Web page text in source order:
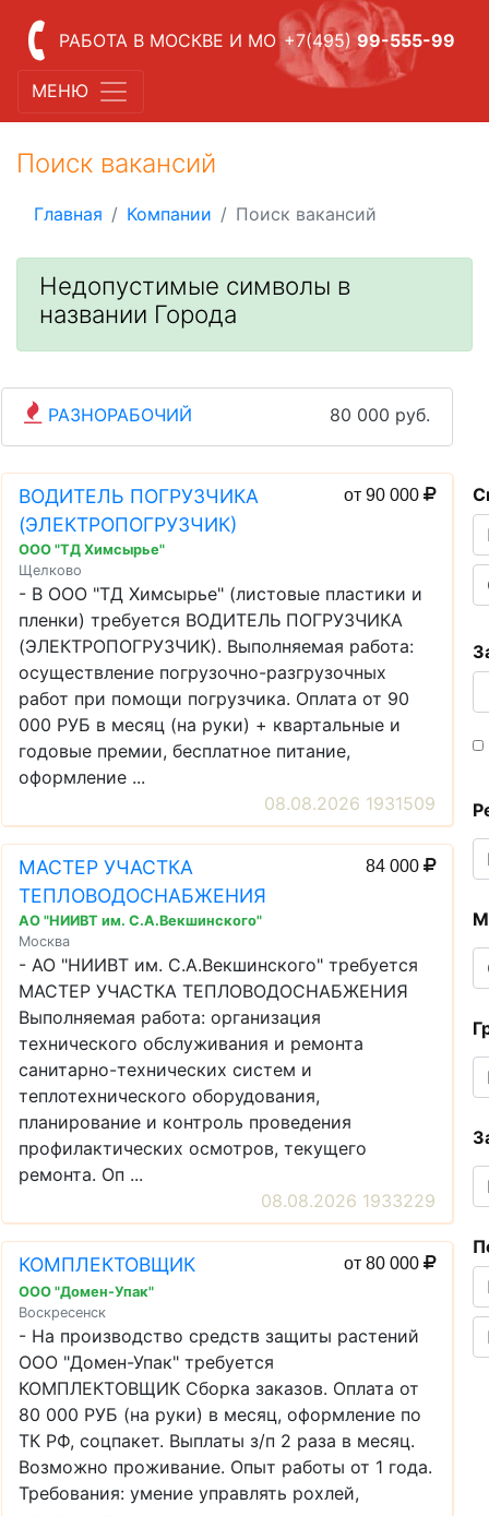
РАБОТА В МОСКВЕ И МО +7(495) 99-555-99
МЕНЮ
Поиск вакансий
Главная Компании Поиск вакансий
Недопустимые символы в
названии Города
РАЗНОРАБОЧИЙ 80 000 руб.
ВОДИТЕЛЬ ПОГРУЗЧИКА
(ЭЛЕКТРОПОГРУЗЧИК)
от 90 000
ООО "ТД Химсырье"
Щелково
- В ООО "ТД Химсырье" (листовые пластики и
пленки) требуется ВОДИТЕЛЬ ПОГРУЗЧИКА
(ЭЛЕКТРОПОГРУЗЧИК). Выполняемая работа:
осуществление погрузочно-разгрузочных
работ при помощи погрузчика. Оплата от 90
000 РУБ в месяц (на руки) + квартальные и
годовые премии, бесплатное питание,
оформление ...
08.08.2026 1931509
МАСТЕР УЧАСТКА
ТЕПЛОВОДОСНАБЖЕНИЯ
84 000
АО "НИИВТ им. С.А.Векшинского"
Москва
- АО "НИИВТ им. С.А.Векшинского" требуется
МАСТЕР УЧАСТКА ТЕПЛОВОДОСНАБЖЕНИЯ
Выполняемая работа: организация
технического обслуживания и ремонта
санитарно-технических систем и
теплотехнического оборудования,
планирование и контроль проведения
профилактических осмотров, текущего
ремонта. Оп ...
08.08.2026 1933229
КОМПЛЕКТОВЩИК от 80 000
ООО "Домен-Упак"
Воскресенск
- На производство средств защиты растений
ООО "Домен-Упак" требуется
КОМПЛЕКТОВЩИК Сборка заказов. Оплата от
80 000 РУБ (на руки) в месяц, оформление по
ТК РФ, соцпакет. Выплаты з/п 2 раза в месяц.
Возможно проживание. Опыт работы от 1 года.
Требования: умение управлять рохлей,